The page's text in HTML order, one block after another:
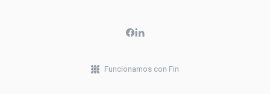
Funcionamos con Fin